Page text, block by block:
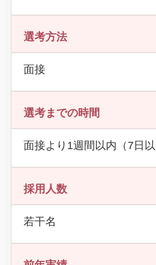
選考方法
面接
選考までの時間
面接より1週間以内（7日以
採用人数
若干名